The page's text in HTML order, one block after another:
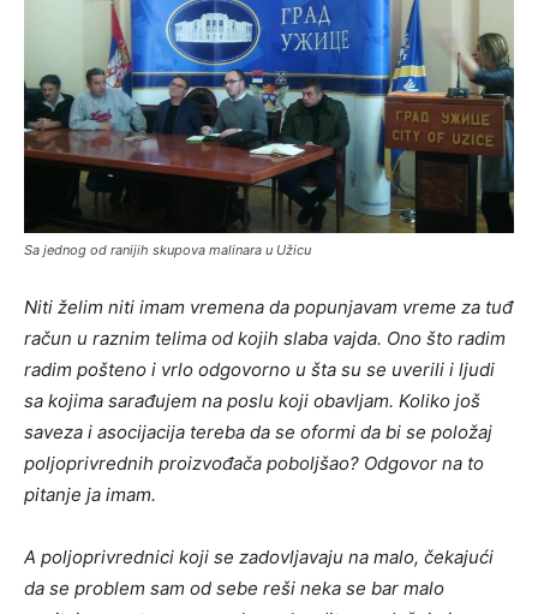
Sa jednog od ranijih skupova malinara u Užicu
Niti želim niti imam vremena da popunjavam vreme za tuđ
račun u raznim telima od kojih slaba vajda. Ono što radim
radim pošteno i vrlo odgovorno u šta su se uverili i ljudi
sa kojima sarađujem na poslu koji obavljam. Koliko još
saveza i asocijacija tereba da se oformi da bi se položaj
poljoprivrednih proizvođača poboljšao? Odgovor na to
pitanje ja imam.
A poljoprivrednici koji se zadovljavaju na malo, čekajući
da se problem sam od sebe reši neka se bar malo